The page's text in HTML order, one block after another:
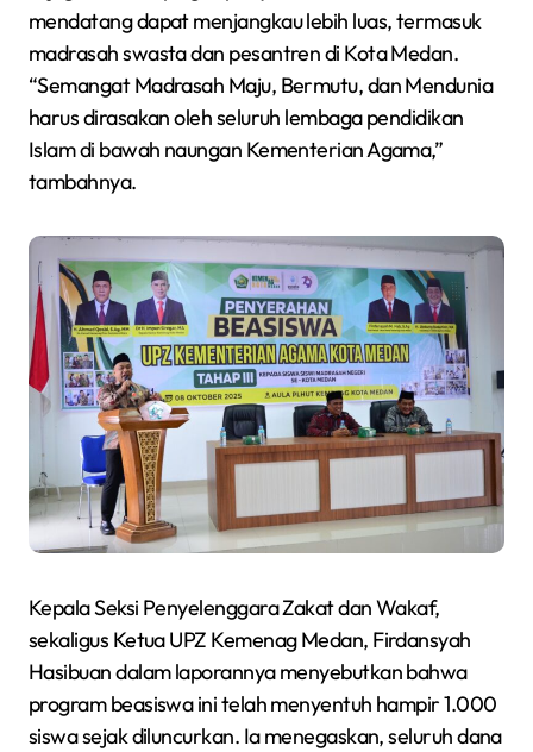
mendatang dapat menjangkau lebih luas, termasuk
madrasah swasta dan pesantren di Kota Medan.
“Semangat Madrasah Maju, Bermutu, dan Mendunia
harus dirasakan oleh seluruh lembaga pendidikan
Islam di bawah naungan Kementerian Agama,”
tambahnya.
Kepala Seksi Penyelenggara Zakat dan Wakaf,
sekaligus Ketua UPZ Kemenag Medan, Firdansyah
Hasibuan dalam laporannya menyebutkan bahwa
program beasiswa ini telah menyentuh hampir 1.000
siswa sejak diluncurkan. Ia menegaskan, seluruh dana